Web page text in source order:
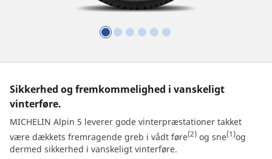
Sikkerhed og fremkommelighed i vanskeligt
vinterføre.
MICHELIN Alpin 5 leverer gode vinterpræstationer takket
være dækkets fremragende greb i vådt føre(2) og sne(1)og
dermed sikkerhed i vanskeligt vinterføre.